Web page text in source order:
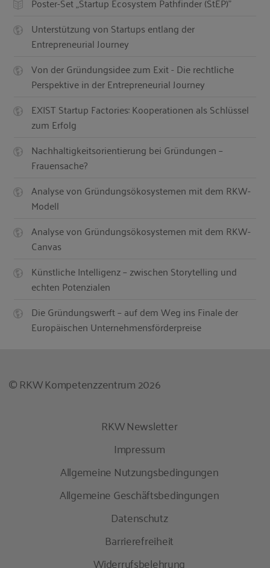
Unterstützung von Startups entlang der
Entrepreneurial Journey
Von der Gründungsidee zum Exit - Die rechtliche
Perspektive in der Entrepreneurial Journey
EXIST Startup Factories: Kooperationen als Schlüssel
zum Erfolg
Nachhaltigkeitsorientierung bei Gründungen –
Frauensache?
Analyse von Gründungsökosystemen mit dem RKW-
Modell
Analyse von Gründungsökosystemen mit dem RKW-
Canvas
Künstliche Intelligenz – zwischen Storytelling und
echten Potenzialen
Die Gründungswerft – auf dem Weg ins Finale der
Europäischen Unternehmensförderpreise
© RKW Kompetenzzentrum 2026
RKW Newsletter
Impressum
Allgemeine Nutzungsbedingungen
Allgemeine Geschäftsbedingungen
Datenschutz
Barrierefreiheit
Widerrufsbelehrung